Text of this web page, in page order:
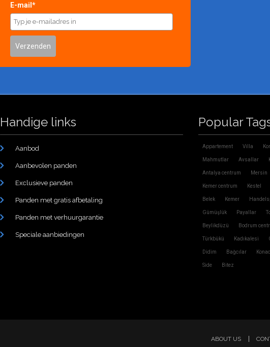
E-mail*
Verzenden
Handige links
Aanbod
Aanbevolen panden
Exclusieve panden
Panden met gratis afbetaling
Panden met verhuurgarantie
Speciale aanbiedingen
Popular
Appartement Villa
Mahmutlar Avsallar
Antalya centrum Mersin
Kemer centrum Kestel
Belek Kemer
Gümüşlük Payallar
Beylikdüzü Bodrum
Türkbükü Kadıkalesi
Didim Bağcılar
Side Bitez
ABOUT US